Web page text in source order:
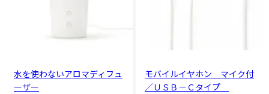
水を使わないアロマディフュ
ーザー
モバイルイヤホン マイク付
／ＵＳＢ－Ｃタイプ